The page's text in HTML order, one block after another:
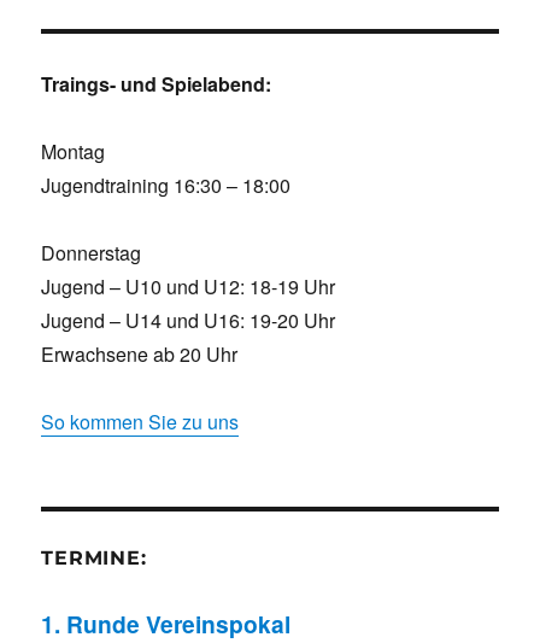
Traings- und Spielabend:
Montag
Jugendtraining 16:30 – 18:00
Donnerstag
Jugend – U10 und U12: 18-19 Uhr
Jugend – U14 und U16: 19-20 Uhr
Erwachsene ab 20 Uhr
So kommen Sie zu uns
TERMINE:
1. Runde Vereinspokal